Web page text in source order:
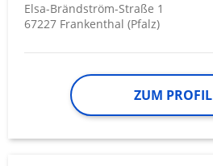
Elsa-Brändström-Straße 1
67227 Frankenthal (Pfalz)
ZUM PROFIL